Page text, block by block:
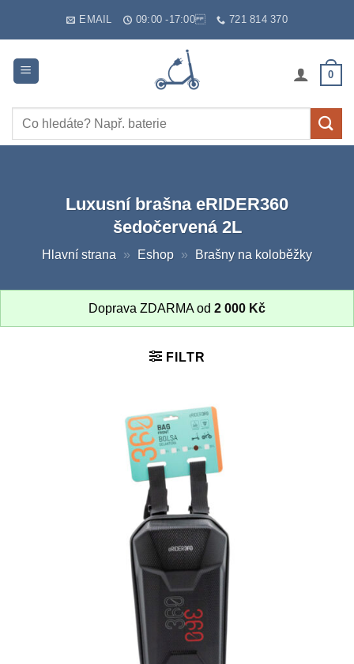
EMAIL 09:00 -17:00 721 814 370
0
Hledat:
Luxusní brašna eRIDER360
šedočervená 2L
Hlavní strana » Eshop » Brašny na koloběžky
Doprava ZDARMA od 2 000 Kč
FILTR